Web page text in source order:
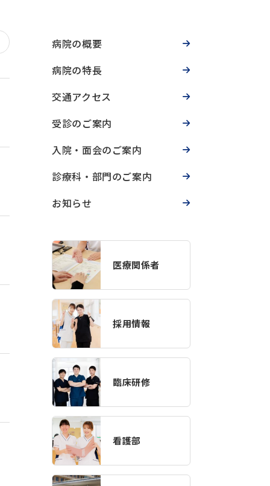
病院の概要
病院の特長
交通アクセス
受診のご案内
入院・面会のご案内
診療科・部門のご案内
お知らせ
医療関係者
採用情報
臨床研修
看護部